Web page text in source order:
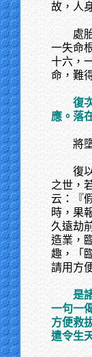
故，人
處
一失命
十六，
命，難
復
應。落
將
復
之世，
云：『
時，果
久遠劫
造業，
趣，「
請用方
是
一句一
方便救
遣令生